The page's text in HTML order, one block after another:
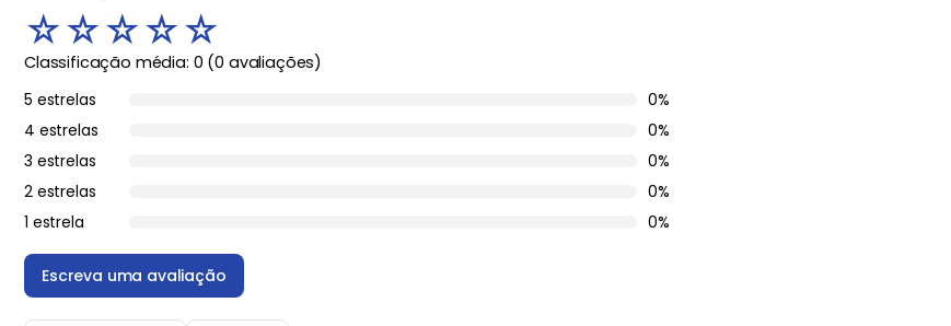
☆☆☆☆☆
Classificação média: 0 (0 avaliações)
5 estrelas
0%
4 estrelas
0%
3 estrelas
0%
2 estrelas
0%
1 estrela
0%
Escreva uma avaliação